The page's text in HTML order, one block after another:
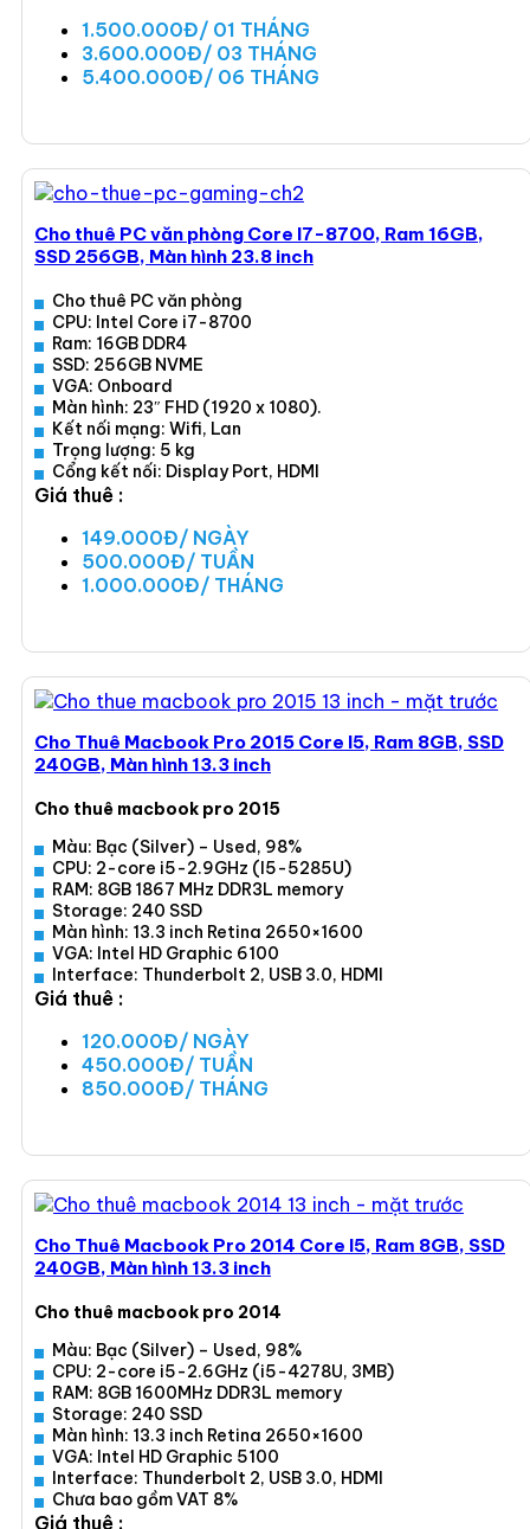
1.500.000Đ/ 01 THÁNG
3.600.000Đ/ 03 THÁNG
5.400.000Đ/ 06 THÁNG
Cho thuê PC văn phòng Core I7-8700, Ram 16GB,
SSD 256GB, Màn hình 23.8 inch
Cho thuê PC văn phòng
CPU: Intel Core i7-8700
Ram: 16GB DDR4
SSD: 256GB NVME
VGA: Onboard
Màn hình: 23″ FHD (1920 x 1080).
Kết nối mạng: Wifi, Lan
Trọng lượng: 5 kg
Cổng kết nối: Display Port, HDMI
Giá thuê :
149.000Đ/ NGÀY
500.000Đ/ TUẦN
1.000.000Đ/ THÁNG
Cho Thuê Macbook Pro 2015 Core I5, Ram 8GB, SSD
240GB, Màn hình 13.3 inch
Cho thuê macbook pro 2015
Màu: Bạc (Silver) – Used, 98%
CPU: 2-core i5-2.9GHz (I5-5285U)
RAM: 8GB 1867 MHz DDR3L memory
Storage: 240 SSD
Màn hình: 13.3 inch Retina 2650×1600
VGA: Intel HD Graphic 6100
Interface: Thunderbolt 2, USB 3.0, HDMI
Giá thuê :
120.000Đ/ NGÀY
450.000Đ/ TUẦN
850.000Đ/ THÁNG
Cho Thuê Macbook Pro 2014 Core I5, Ram 8GB, SSD
240GB, Màn hình 13.3 inch
Cho thuê macbook pro 2014
Màu: Bạc (Silver) – Used, 98%
CPU: 2-core i5-2.6GHz (i5-4278U, 3MB)
RAM: 8GB 1600MHz DDR3L memory
Storage: 240 SSD
Màn hình: 13.3 inch Retina 2650×1600
VGA: Intel HD Graphic 5100
Interface: Thunderbolt 2, USB 3.0, HDMI
Chưa bao gồm VAT 8%
Giá thuê :